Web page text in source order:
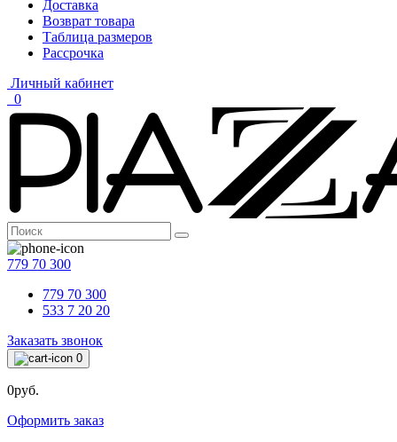
Доставка
Возврат товара
Таблица размеров
Рассрочка
Личный кабинет
0
779 70 300
779 70 300
533 7 20 20
Заказать звонок
0
0руб.
Оформить заказ